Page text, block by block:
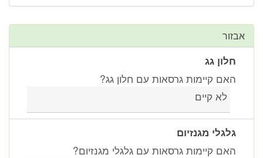
אבזור
חלון גג
האם קיימות גרסאות עם חלון גג?
לא קיים
גלגלי מגנזיום
האם קיימות גרסאות עם גלגלי מגנזיום?